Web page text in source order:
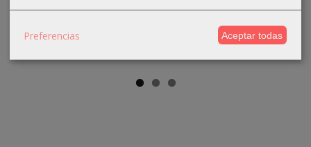
47,50 €
50,00 €
31,50 €
7,50 €
Preferencias Aceptar todas